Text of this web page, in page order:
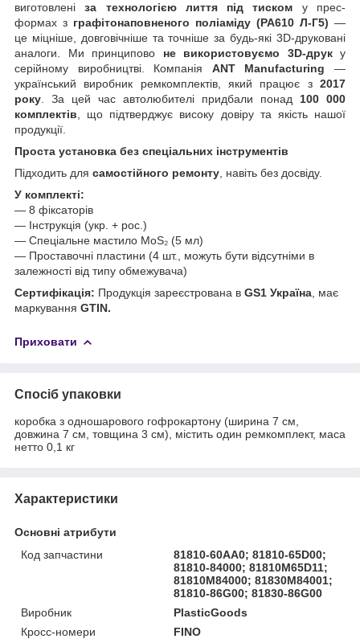
виготовленіза технологією лиття під тиском у прес-
формах з графітонаповненого поліаміду (PA610 Л-Г5) —
це міцніше, довговічніше та точніше за будь-які 3D-друковані
аналоги. Ми принципово не використовуємо 3D-друку
серійному виробництві. Компанія ANT Manufacturing —
український виробник ремкомплектів, який працює з 2017
року . За цей час автолюбителі придбали понад 100 000
комплектів , що підтверджує високу довіру та якість нашої
продукції.
Проста установка без спеціальних інструментів
Підходить для самостійного ремонту , навіть без досвіду.
У комплекті:
— 8 фіксаторів
— Інструкція (укр. + рос.)
— Спеціальне мастило MoS₂ (5 мл)
— Проставочні пластини (4 шт., можуть бути відсутніми в
залежності від типу обмежувача)
Сертифікація: Продукція зареєстрована в GS1 Україна , має
маркування GTIN.
Приховати
Спосіб упаковки
коробка з одношарового гофрокартону (ширина 7 см,
довжина 7 см, товщина 3 см), містить один ремкомплект, маса
нетто 0,1 кг
Характеристики
Основні атрибути
Код запчастини
81810-60AA0; 81810-65D00;
81810-84000; 81810M65D11;
81810M84000; 81830M84001;
81810-86G00; 81830-86G00
Виробник
PlasticGoods
Кросс-номери
FINO